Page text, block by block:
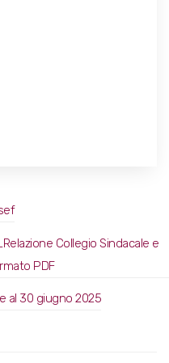
Collegio Sindacale e
PDF
al 30 giugno 2025